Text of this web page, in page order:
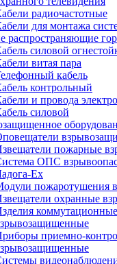
радиочастотные
для монтажа
распространяющие
силовой
витая пара
кабель
контрольный
и провода
силовой
пожарные
ОПС
Ex
пожаротушения
охранные
коммутационные
приемно-